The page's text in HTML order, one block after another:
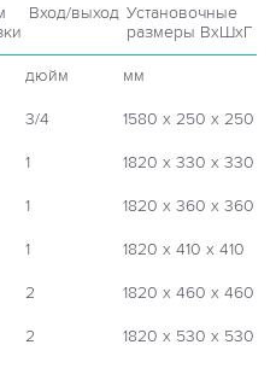
Вход/выход Установочные
размеры ВхШхГ
дюйм
мм
3/4
1580 х 250 х 250
1
1820 х 330 х 330
1
1820 х 360 х 360
1
1820 х 410 х 410
2
1820 х 460 х 460
2
1820 х 530 х 530